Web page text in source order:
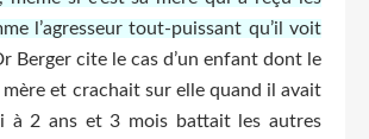
l’agresseur tout-puissant qu’il voit
Berger cite le cas d’un enfant dont le
et crachait sur elle quand il avait
à 2 ans et 3 mois battait les autres